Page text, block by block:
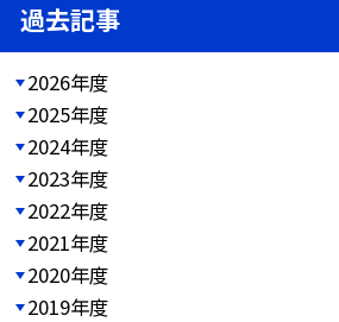
過去記事
2026年度
2025年度
2024年度
2023年度
2022年度
2021年度
2020年度
2019年度